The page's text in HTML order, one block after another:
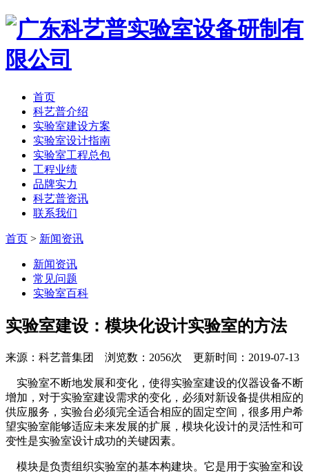
首页
科艺普介绍
实验室建设方案
实验室设计指南
实验室工程总包
工程业绩
品牌实力
科艺普资讯
联系我们
首页 > 新闻资讯
新闻资讯
常见问题
实验室百科
实验室建设：模块化设计实验室的方法
来源：科艺普集团 浏览数：2056次 更新时间：2019-07-13
实验室不断地发展和变化，使得实验室建设的仪器设备不断
增加，对于实验室建设需求的变化，必须对新设备提供相应的
供应服务，实验台必须完全适合相应的固定空间，很多用户希
望实验室能够适应未来发展的扩展，模块化设计的灵活性和可
变性是实验室设计成功的关键因素。
模块是负责组织实验室的基本构建块。它是用于实验室和设